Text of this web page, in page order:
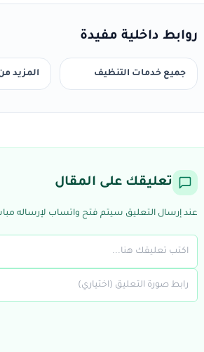
روابط داخلية مفيدة
جميع خدمات التنظيف المزيد
تعليقك على المقال
عند إرسال التعليق سيتم فتح واتساب لإرساله